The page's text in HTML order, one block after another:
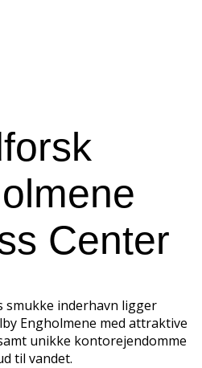
Center
smukke inderhavn ligger
Engholmene med attraktive
unikke kontorejendomme
til vandet.